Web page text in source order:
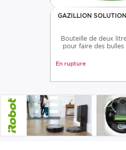
GAZILLION
Bouteille de deux
pour faire des
En rupture